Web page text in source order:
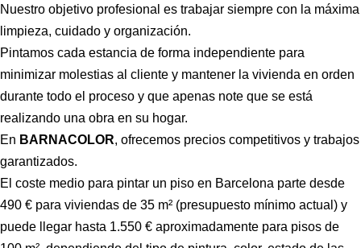
Nuestro objetivo profesional es trabajar siempre con la máxima
limpieza, cuidado y organización.
Pintamos cada estancia de forma independiente para
minimizar molestias al cliente y mantener la vivienda en orden
durante todo el proceso y que apenas note que se está
realizando una obra en su hogar.
En BARNACOLOR, ofrecemos precios competitivos y trabajos
garantizados.
El coste medio para pintar un piso en Barcelona parte desde
490 € para viviendas de 35 m² (presupuesto mínimo actual) y
puede llegar hasta 1.550 € aproximadamente para pisos de